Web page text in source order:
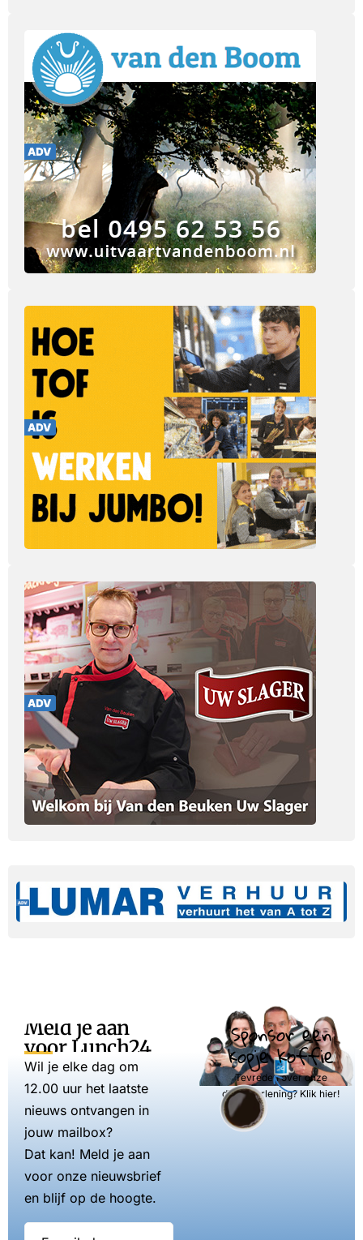
Meld je aan
voor Lunch24
Wil je elke dag om
12.00 uur het laatste
nieuws ontvangen in
jouw mailbox?
Dat kan! Meld je aan
voor onze nieuwsbrief
en blijf op de hoogte.
Sponsor een
kopje koffie
Tevreden over onze
dienstverlening? Klik hier!